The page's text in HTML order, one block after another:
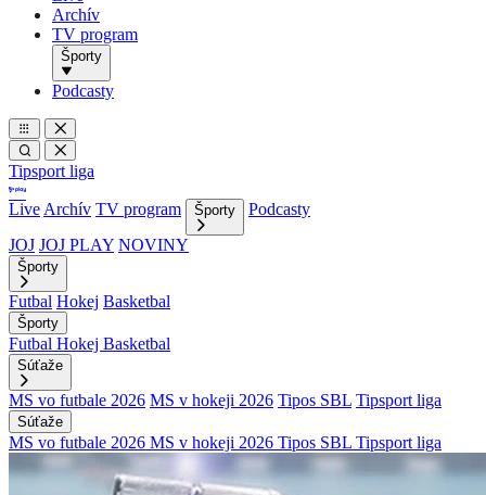
Archív
TV program
Športy
Podcasty
Tipsport liga
Live Archív TV program Športy
Podcasty
JOJ JOJ PLAY NOVINY
Športy
Futbal Hokej Basketbal
Športy
Futbal Hokej Basketbal
Súťaže
MS vo futbale 2026 MS v hokeji 2026 Tipos SBL Tipsport liga
Súťaže
MS vo futbale 2026 MS v hokeji 2026 Tipos SBL Tipsport liga